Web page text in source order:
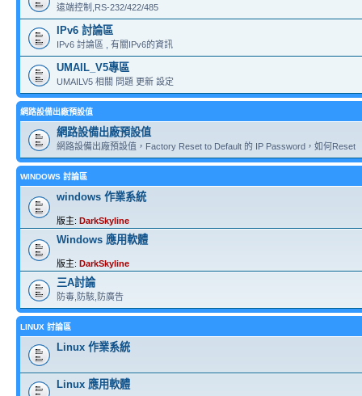
遠端控制,RS-232/422/485
IPv6 討論區
IPv6 討論區 , 有關IPv6的資訊
UMAIL_V5專區
UMAILV5 相關 問題 更新 設定
網路設備出廠預設值
網路設備出廠預設值
網路設備出廠預設值，Factory Reset to Default 的 IP Password，如何Reset
WINDOWS 討論區
windows 作業系統
版主: DarkSkyline
Windows 應用軟體
版主: DarkSkyline
三A討論
防毒,防駭,防廣告
LINUX 討論區
Linux 作業系統
Linux 應用軟體